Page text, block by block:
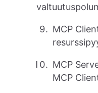
MCP
MCP
MCP